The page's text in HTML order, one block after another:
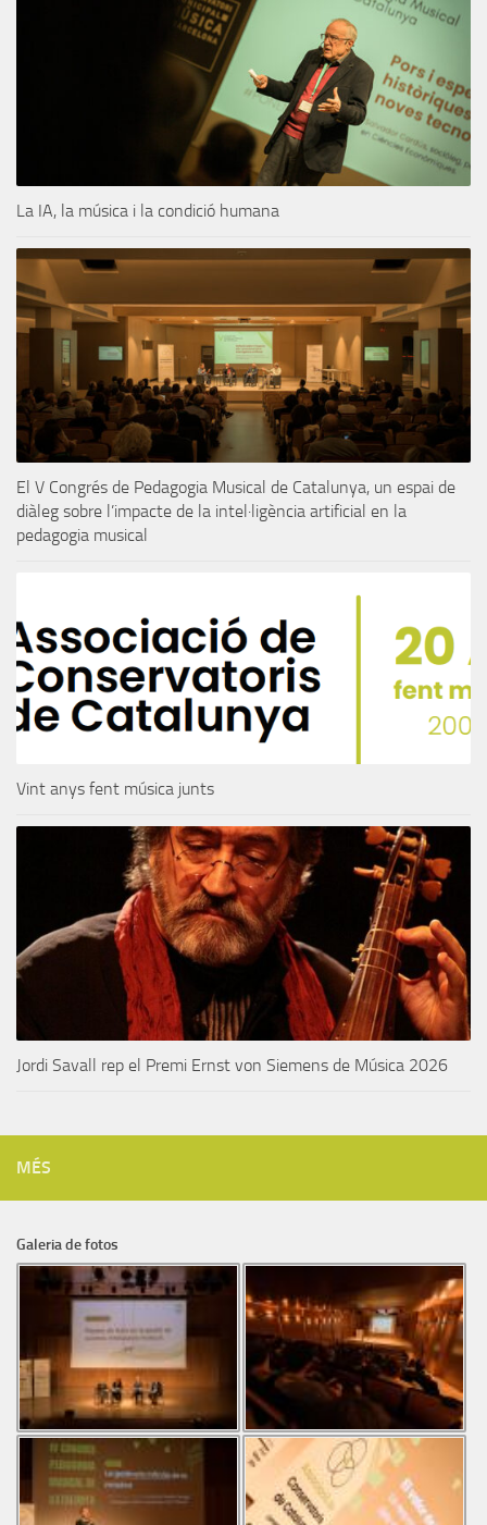
La IA, la música i la condició humana
El V Congrés de Pedagogia Musical de Catalunya, un espai de
diàleg sobre l’impacte de la intel·ligència artificial en la
pedagogia musical
Vint anys fent música junts
Jordi Savall rep el Premi Ernst von Siemens de Música 2026
MÉS
Galeria de fotos